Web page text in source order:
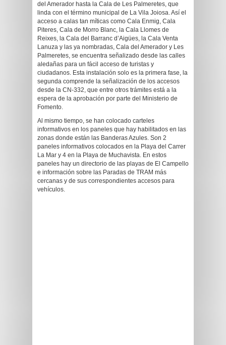
del Amerador hasta la Cala de Les Palmeretes, que
linda con el término municipal de La Vila Joiosa. Así el
acceso a calas tan míticas como Cala Enmig, Cala
Piteres, Cala de Morro Blanc, la Cala Llomes de
Reixes, la Cala del Barranc d’Aigües, la Cala Venta
Lanuza y las ya nombradas, Cala del Amerador y Les
Palmeretes, se encuentra señalizado desde las calles
aledañas para un fácil acceso de turistas y
ciudadanos. Esta instalación solo es la primera fase, la
segunda comprende la señalización de los accesos
desde la CN-332, que entre otros trámites está a la
espera de la aprobación por parte del Ministerio de
Fomento.
Al mismo tiempo, se han colocado carteles
informativos en los paneles que hay habilitados en las
zonas donde están las Banderas Azules. Son 2
paneles informativos colocados en la Playa del Carrer
La Mar y 4 en la Playa de Muchavista. En estos
paneles hay un directorio de las playas de El Campello
e información sobre las Paradas de TRAM más
cercanas y de sus correspondientes accesos para
vehículos.